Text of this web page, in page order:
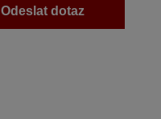
Odeslat dotaz